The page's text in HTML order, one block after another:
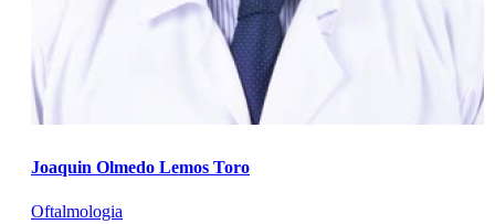
Joaquin Olmedo Lemos Toro
Oftalmologia